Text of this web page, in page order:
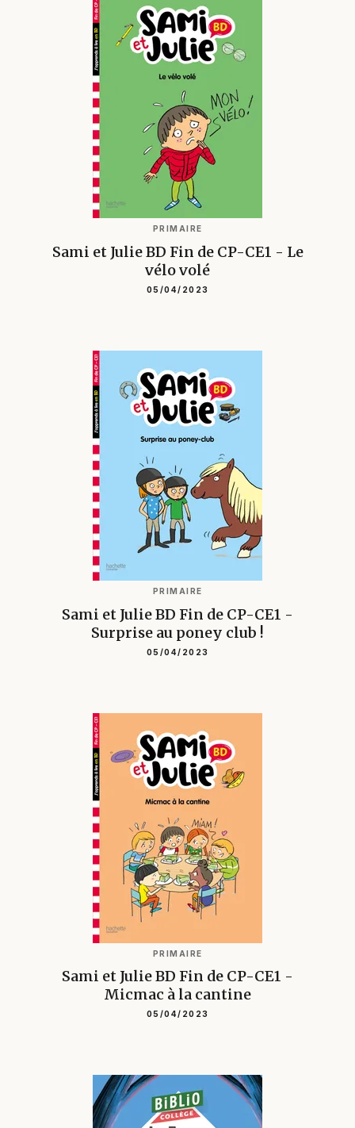
PRIMAIRE
Sami et Julie BD Fin de CP-CE1 - Le
vélo volé
05/04/2023
PRIMAIRE
Sami et Julie BD Fin de CP-CE1 -
Surprise au poney club !
05/04/2023
PRIMAIRE
Sami et Julie BD Fin de CP-CE1 -
Micmac à la cantine
05/04/2023